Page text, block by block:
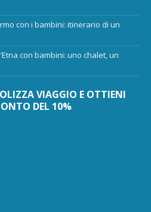
con i bambini: itinerario di un
con bambini: uno chalet, un
VIAGGIO E OTTIENI
DEL 10%